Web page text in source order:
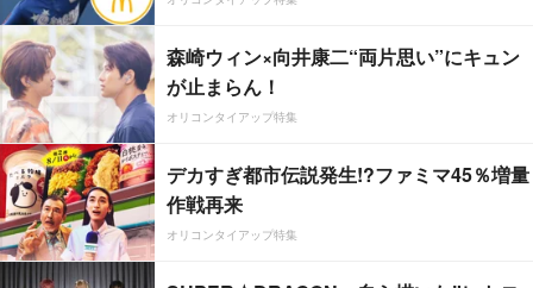
森崎ウィン×向井康二“両片思い”にキュン
が止まらん！
オリコンタイアップ特集
デカすぎ都市伝説発生!?ファミマ45％増量
作戦再来
オリコンタイアップ特集